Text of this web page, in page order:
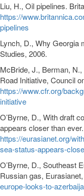
Liu, H., Oil pipelines.
https://
pipelines
Lynch, D., Why Georgia
Studies, 2006.
McBride, J., Berman,
Road Initiative, Council
https://www.cfr.org/
initiative
O’Byrne, D., With draft
appears closer than
https://eurasianet.org/
sea-status-appears-
O’Byrne, D., Southeast
Russian gas,
europe-looks-to-